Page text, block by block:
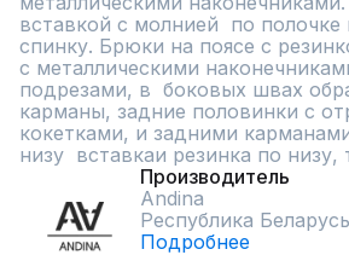
вставкой с молнией  по полочке
спинку. Брюки на поясе с
с металлическими
подрезами, в  боковых швах
карманы, задние половинки с
кокетками, и задними
низу  вставкаи резинка по низу,
Производитель
Andina
Республика Беларусь
Подробнее